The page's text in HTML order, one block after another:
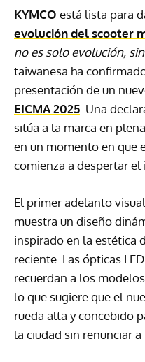
KYMCO está lista para
evolución del scooter
no es solo evolución,
taiwanesa ha
presentación de un
EICMA 2025 . Una
sitúa a la marca en
en un momento en que
comienza a despertar
El primer adelanto
muestra un diseño
inspirado en la estética
reciente. Las ópticas
recuerdan a los modelos
lo que sugiere que el
rueda alta y concebido
la ciudad sin renunciar